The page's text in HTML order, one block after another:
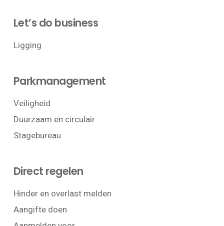
Let’s do business
Ligging
Parkmanagement
Veiligheid
Duurzaam en circulair
Stagebureau
Direct regelen
Hinder en overlast melden
Aangifte doen